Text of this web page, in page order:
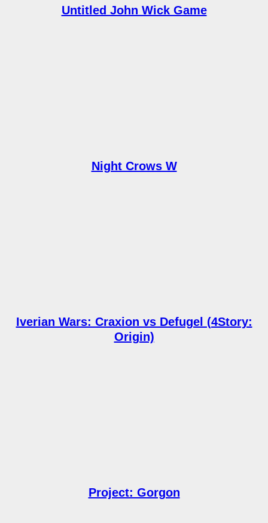
Untitled John Wick Game
Night Crows W
Iverian Wars: Craxion vs Defugel (4Story:
Origin)
Project: Gorgon